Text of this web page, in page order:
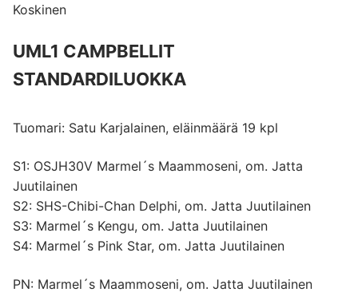
Koskinen
UML1 CAMPBELLIT
STANDARDILUOKKA
Tuomari: Satu Karjalainen, eläinmäärä 19 kpl
S1: OSJH30V Marmel´s Maammoseni, om. Jatta
Juutilainen
S2: SHS-Chibi-Chan Delphi, om. Jatta Juutilainen
S3: Marmel´s Kengu, om. Jatta Juutilainen
S4: Marmel´s Pink Star, om. Jatta Juutilainen
PN: Marmel´s Maammoseni, om. Jatta Juutilainen